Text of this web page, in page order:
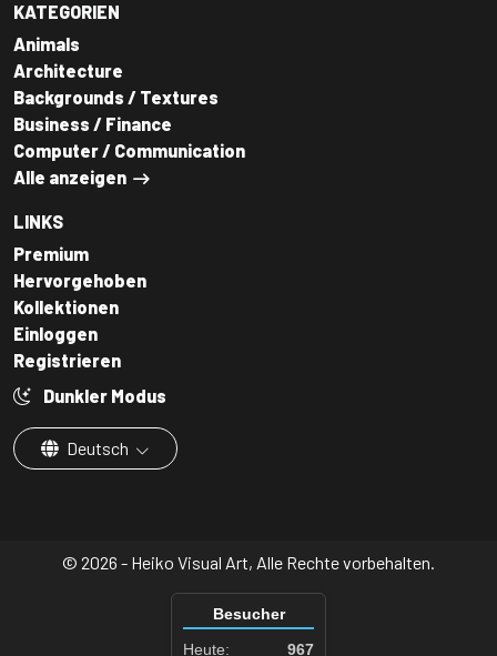
KATEGORIEN
Animals
Architecture
Backgrounds / Textures
Business / Finance
Computer / Communication
Alle anzeigen
LINKS
Premium
Hervorgehoben
Kollektionen
Einloggen
Registrieren
Dunkler Modus
Deutsch
© 2026 - Heiko Visual Art, Alle Rechte vorbehalten.
Besucher
Heute:
967